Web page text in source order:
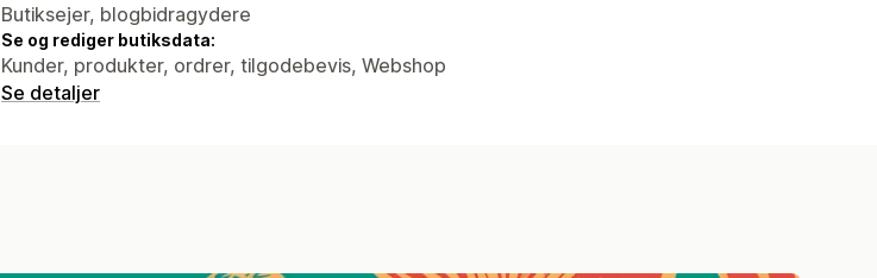
Butiksejer, blogbidragydere
Se og rediger butiksdata:
Kunder, produkter, ordrer, tilgodebevis, Webshop
Se detaljer